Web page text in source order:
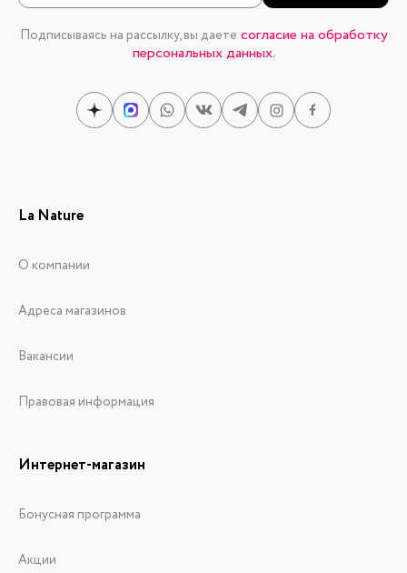
Подписываясь на рассылку, вы даете согласие на обработку
персональных данных.
La Nature
О компании
Адреса магазинов
Вакансии
Правовая информация
Интернет-магазин
Бонусная программа
Акции